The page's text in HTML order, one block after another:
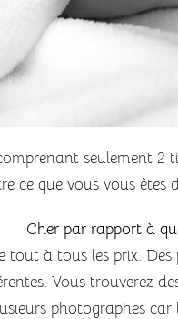
seulement 2
ce que vous vous êtes
Cher par rapport à
à tous les prix.
Vous trouverez
photographes